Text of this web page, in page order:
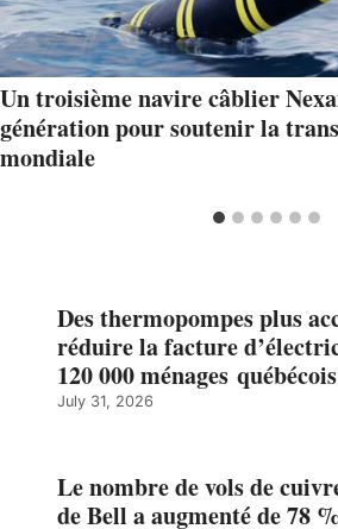
Un troisième navire câblier
génération pour soutenir la
mondiale
Des thermopompes plus
réduire la facture
120 000 ménages québécois
July 31, 2026
Le nombre de vols de
de Bell a augmenté de 78